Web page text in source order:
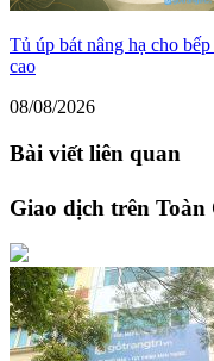
Tủ úp bát nâng hạ cho
cao
08/08/2026
Bài viết liên quan
Giao dịch trên Toàn